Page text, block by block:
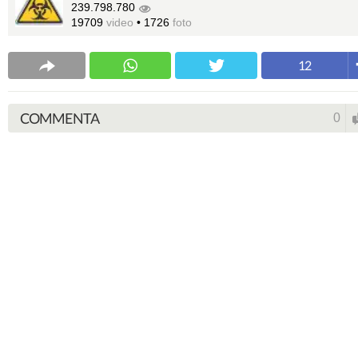
239.798.780
19709 video • 1726 foto
12
COMMENTA 0